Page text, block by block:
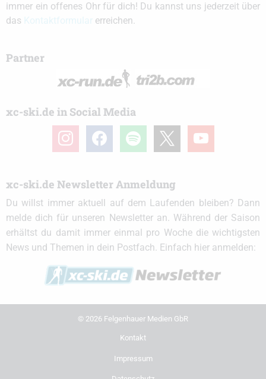
immer ein offenes Ohr für dich! Du kannst uns jederzeit über
das
erreichen.
Partner
xc-ski.de in Social Media
instagramfacebook spotify youtube
xc-ski.de Newsletter Anmeldung
Du willst immer aktuell auf dem Laufenden bleiben? Dann
melde dich für unseren Newsletter an. Während der Saison
erhältst du damit immer einmal pro Woche die wichtigsten
News und Themen in dein Postfach. Einfach hier anmelden:
© 2026 Felgenhauer Medien GbR
Kontakt
Impressum